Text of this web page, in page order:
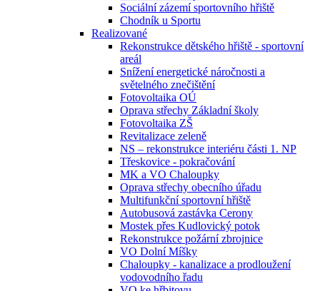
Sociální zázemí sportovního hřiště
Chodník u Sportu
Realizované
Rekonstrukce dětského hřiště - sportovní
areál
Snížení energetické náročnosti a
světelného znečištění
Fotovoltaika OÚ
Oprava střechy Základní školy
Fotovoltaika ZŠ
Revitalizace zeleně
NS – rekonstrukce interiéru části 1. NP
Třeskovice - pokračování
MK a VO Chaloupky
Oprava střechy obecního úřadu
Multifunkční sportovní hřiště
Autobusová zastávka Cerony
Mostek přes Kudlovický potok
Rekonstrukce požární zbrojnice
VO Dolní Míšky
Chaloupky - kanalizace a prodloužení
vodovodního řadu